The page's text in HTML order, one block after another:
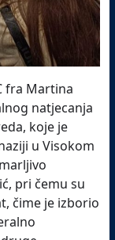
fra Martina
natjecanja
koje je
u Visokom
pri čemu su
čime je izborio